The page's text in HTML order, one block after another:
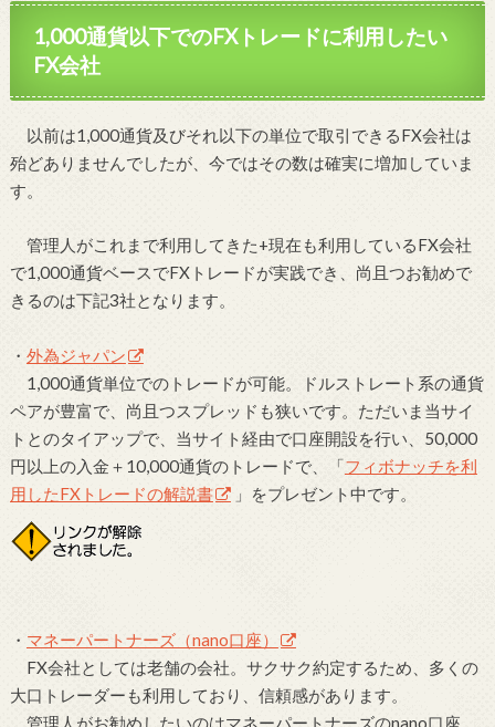
1,000通貨以下でのFXトレードに利用したい
FX会社
以前は1,000通貨及びそれ以下の単位で取引できるFX会社は
殆どありませんでしたが、今ではその数は確実に増加していま
す。
管理人がこれまで利用してきた+現在も利用しているFX会社
で1,000通貨ベースでFXトレードが実践でき、尚且つお勧めで
きるのは下記3社となります。
・ 外為ジャパン
1,000通貨単位でのトレードが可能。ドルストレート系の通貨
ペアが豊富で、尚且つスプレッドも狭いです。ただいま当サイ
トとのタイアップで、当サイト経由で口座開設を行い、50,000
円以上の入金＋10,000通貨のトレードで、「フィボナッチを利
用したFXトレードの解説書
」をプレゼント中です。
・ マネーパートナーズ（nano口座）
FX会社としては老舗の会社。サクサク約定するため、多くの
大口トレーダーも利用しており、信頼感があります。
管理人がお勧めしたいのはマネーパートナーズのnano口座。